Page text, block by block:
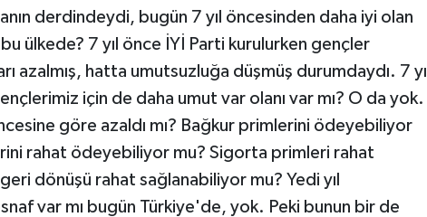
derdindeydi, bugün 7 yıl öncesinden daha iyi olan
ülkede? 7 yıl önce İYİ Parti kurulurken gençler
azalmış, hatta umutsuzluğa düşmüş durumdaydı. 7 yıl
için de daha umut var olanı var mı? O da yok.
göre azaldı mı? Bağkur primlerini ödeyebiliyor
rahat ödeyebiliyor mu? Sigorta primleri rahat
dönüşü rahat sağlanabiliyor mu? Yedi yıl
var mı bugün Türkiye'de, yok. Peki bunun bir de